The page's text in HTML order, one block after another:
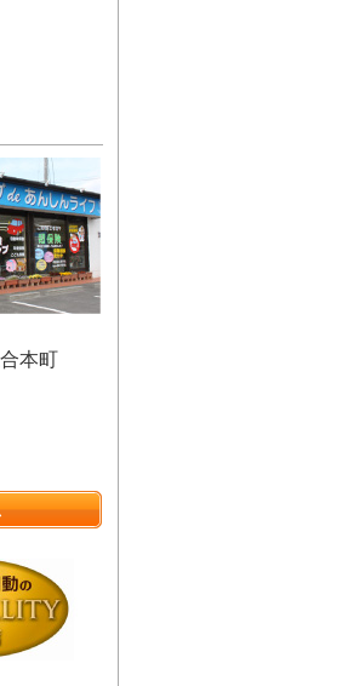
本町